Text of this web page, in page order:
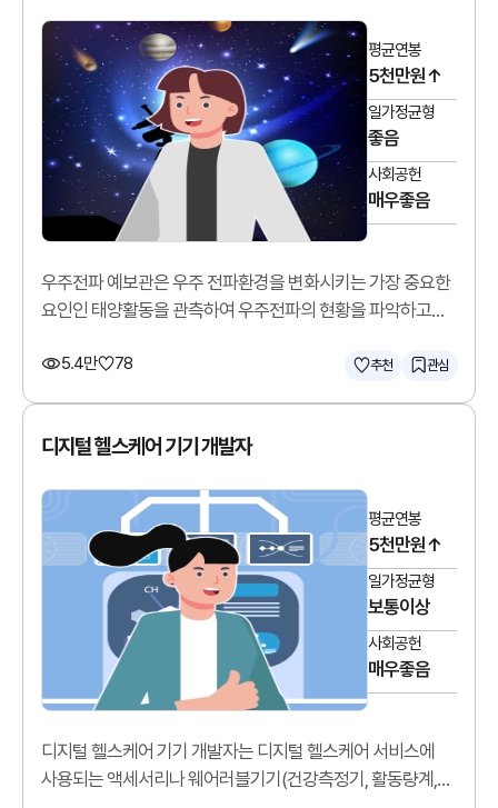
평균연봉
5천만원↑
일가정균형
좋음
사회공헌
매우좋음
우주전파 예보관은 우주 전파환경을 변화시키는 가장 중요한
요인인 태양활동을 관측하여 우주전파의 현황을 파악하고
5.4만 78 추천 관심
디지털 헬스케어 기기 개발자
평균연봉
5천만원↑
일가정균형
보통이상
사회공헌
매우좋음
디지털 헬스케어 기기 개발자는 디지털 헬스케어 서비스에
사용되는 액세서리나 웨어러블기기(건강측정기, 활동량계,